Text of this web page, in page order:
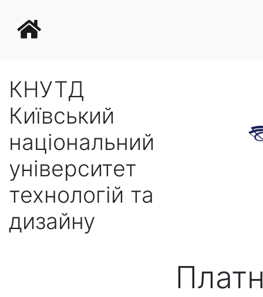
КНУТД
Київський
національний
університет
технологій та
дизайну